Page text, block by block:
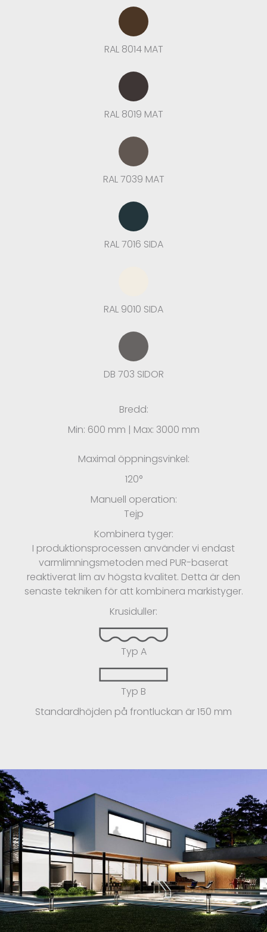
RAL 8014 MAT
RAL 8019 MAT
RAL 7039 MAT
RAL 7016 SIDA
RAL 9010 SIDA
DB 703 SIDOR
Bredd:
Min: 600 mm | Max: 3000 mm
Maximal öppningsvinkel:
120°
Manuell operation:
Tejp
Kombinera tyger:
I produktionsprocessen använder vi endast
varmlimningsmetoden med PUR-baserat
reaktiverat lim av högsta kvalitet. Detta är den
senaste tekniken för att kombinera markistyger.
Krusiduller:
Typ A
Typ B
Standardhöjden på frontluckan är 150 mm